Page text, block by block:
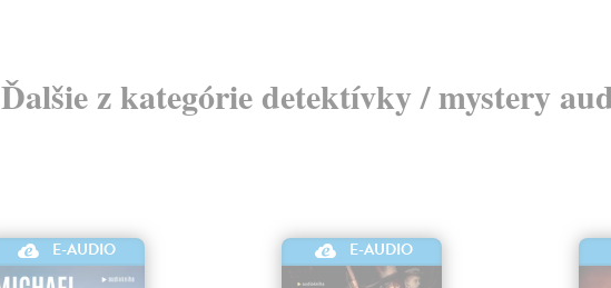
Ďalšie z kategórie detektívky / mystery
E-AUDIO E-AUDIO